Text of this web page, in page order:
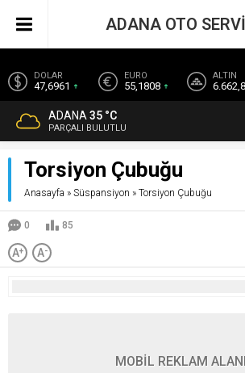
DOLAR
47,6961
EURO
55,1808
ALTIN
ADANA 35 °C
PARÇALI BULUTLU
ADANA OTO
Torsiyon Çubuğu
Anasayfa » Süspansiyon » Torsiyon Çubuğu
0 85
A+ A-
MOBİL REKLAM ALANI